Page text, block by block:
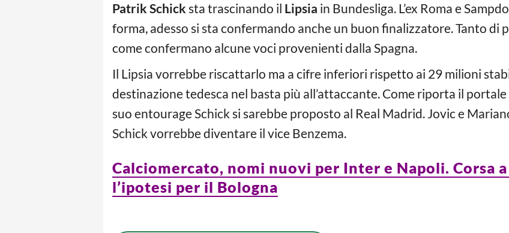
Patrik Schick sta trascinando il Lipsia in Bundesliga. L’ex Roma e
forma, adesso si sta confermando anche un buon finalizzatore. Tanto di
come confermano alcune voci provenienti dalla Spagna.
Il Lipsia vorrebbe riscattarlo ma a cifre inferiori rispetto ai 29 milioni
destinazione tedesca nel basta più all’attaccante. Come riporta il
suo entourage Schick si sarebbe proposto al Real Madrid. Jovic e
Schick vorrebbe diventare il vice Benzema.
Calciomercato, nomi nuovi per Inter e Napoli. Corsa a
l’ipotesi per il Bologna